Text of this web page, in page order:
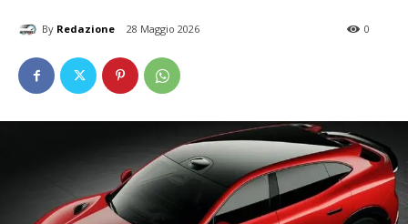
By Redazione 28 Maggio 2026 0